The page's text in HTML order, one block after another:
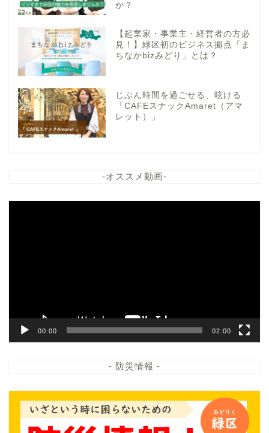
か？
【起業家・事業主・経営者の方必
見！】緑区初のビジネス拠点「ま
ちなかbizみどり」とは？
じぶん時間を過ごせる、呟ける
「CAFEスナックAmaret（アマ
レット）」
-オススメ動画-
00:00 02:00
- 防災情報 -